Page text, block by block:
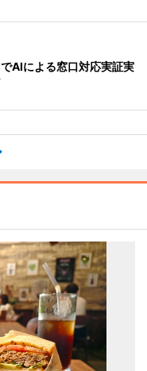
AIによる窓口対応実証実